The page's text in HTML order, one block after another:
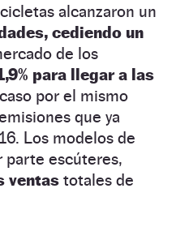
alcanzaron un
cediendo un
de los
para llegar a las
por el mismo
que ya
Los modelos de
parte escúteres,
ventas totales de